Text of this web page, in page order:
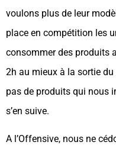
voulons plus de leur
place en compétition les
consommer des produits
2h au mieux à la sortie
pas de produits qui nous
s’en suive.
A l’Offensive, nous ne